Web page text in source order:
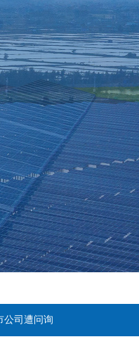
公司遭问询